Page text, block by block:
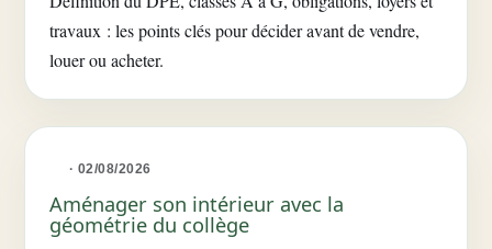
travaux : les points clés pour décider avant de vendre,
louer ou acheter.
· 02/08/2026
Aménager son intérieur avec la
géométrie du collège